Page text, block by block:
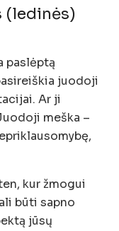
(ledinės)
paslėptą
juodoji
Ar ji
meška –
kur žmogui
būti sapno
jūsų